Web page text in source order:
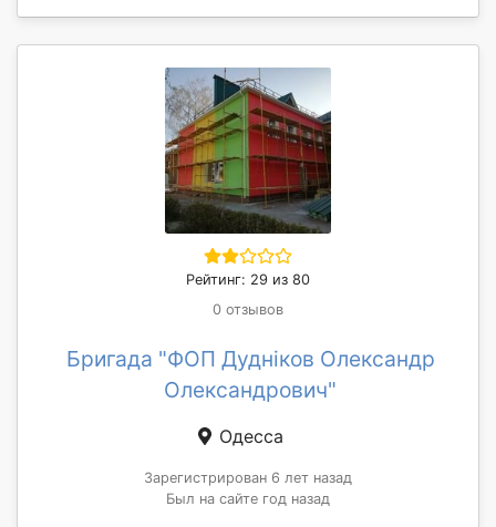
Рейтинг: 29 из 80
0 отзывов
Бригада "ФОП Дудніков Олександр
Олександрович"
Одесса
Зарегистрирован 6 лет назад
Был на сайте год назад